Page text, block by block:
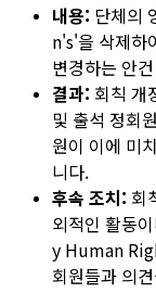
내용: 단체의
n's'을 삭제하
변경하는 안건
결과: 회칙 개
및 출석 정회
원이 이에 미
니다.
후속 조치: 회
외적인 활동
y Human
회원들과 의